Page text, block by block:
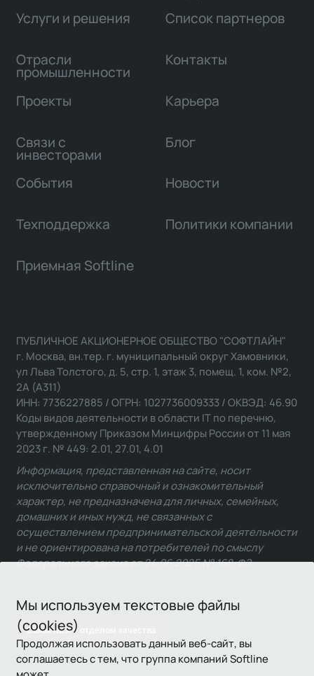
Мы используем текстовые файлы
(cookies)
Продолжая использовать данный веб-сайт, вы
соглашаетесь с тем, что группа компаний Softline
Услуги и решения
Отрасли
промышленности
Проекты
Связи с
инвесторами
Список партнеров
Контакты
Карьера
Блог
События Новости
Техподдержка Политики компании
Приемная Softline
Связаться с отделом качества
ПУБЛИЧНОЕ АКЦИОНЕРНОЕ ОБЩЕСТВО "СОФТЛАЙН"
г. Москва, вн.тер. г. муниципальный округ Хамовники,
ул Льва Толстого, д. 5, стр. 1, этаж 3, помещ. 1, ком. №2,
2А (А311)
ИНН: 7736227885 / ОГРН: 1027736009333 / ОКВЭД: 46.90
Коды видов деятельности в области IT по перечню,
утвержденному Приказом Минцифры России от 11 мая
2023 г. № 449: 2.01, 27.01, 4.01
Информация, представленная на сайте, носит
исключительно справочный и ознакомительный
характер, не предназначена для личных, семейных,
домашних и иных нужд, не связанных с
осуществлением предпринимательской деятельности
и не ориентирована на потребителей по смыслу
Федерального закона от 24.06.2025 № 168-ФЗ.